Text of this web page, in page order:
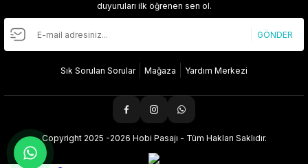
duyuruları ilk öğrenen sen ol.
GÖNDER
Sık Sorulan Sorular Mağaza Yardım Merkezi
Copyright 2025 -2026 Hobi Pasajı - Tüm Hakları Saklıdır.